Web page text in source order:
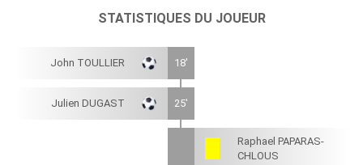
STATISTIQUES DU JOUEUR
John TOULLIER 18'
Julien DUGAST 25'
Raphael PAPARAS-
CHLOUS